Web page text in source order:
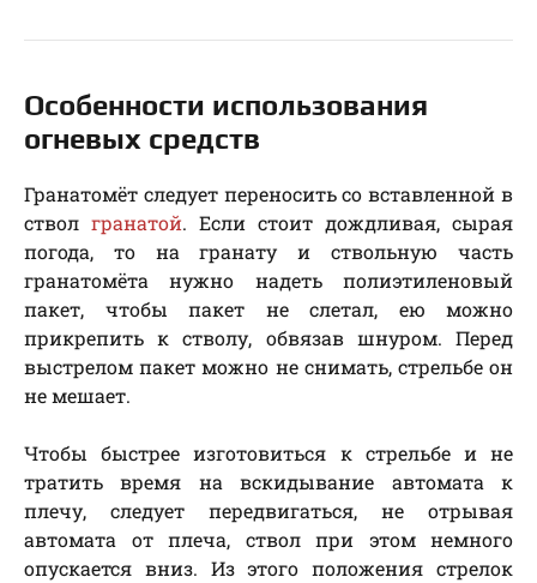
Особенности использования
огневых средств
Гранатомёт следует переносить со вставленной в
ствол гранатой. Если стоит дождливая, сырая
погода, то на гранату и ствольную часть
гранатомёта нужно надеть полиэтиленовый
пакет, чтобы пакет не слетал, ею можно
прикрепить к стволу, обвязав шнуром. Перед
выстрелом пакет можно не снимать, стрельбе он
не мешает.
Чтобы быстрее изготовиться к стрельбе и не
тратить время на вскидывание автомата к
плечу, следует передвигаться, не отрывая
автомата от плеча, ствол при этом немного
опускается вниз. Из этого положения стрелок